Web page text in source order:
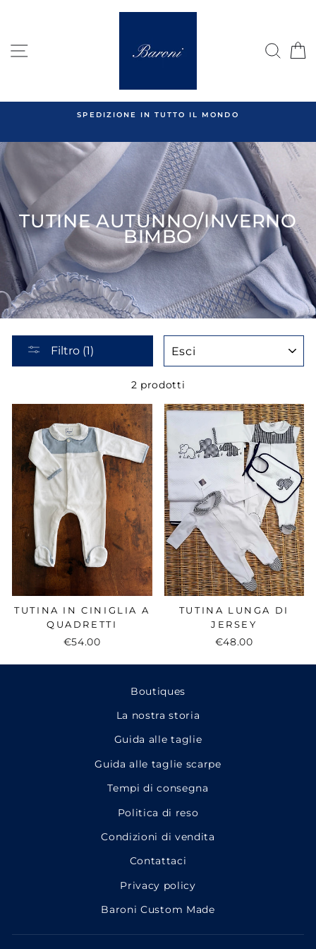
NAVIGAZIONE DEL SITO
SPEDIZIONE
TUTINE AUTUNNO/INVERNO
BIMBO
Filtro (1)
2 prodotti
TUTINA IN CINIGLIA A
QUADRETTI
€54.00
TUTINA LUNGA DI
JERSEY
€48.00
Boutiques
La nostra storia
Guida alle taglie
Guida alle taglie scarpe
Tempi di consegna
Politica di reso
Condizioni di vendita
Contattaci
Privacy policy
Baroni Custom Made